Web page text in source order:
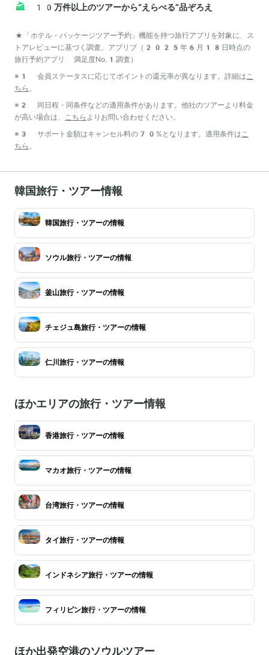
10万件以上のツアーから“えらべる”品ぞろえ
*「ホテル・パッケージツアー予約」機能を持つ旅行アプリを対象に、ス
トアレビューに基づく調査。アプリブ（2025年6月18日時点の
旅行予約アプリ 満足度No.1調査）
※1 会員ステータスに応じてポイントの還元率が異なります。詳細は こ
ちら 。
※2 同日程・同条件などの適用条件があります。他社のツアーより料金
が高い場合は、
こちら よりお問い合わせください。
※3 サポート金額はキャンセル料の70%となります。適用条件は こ
ちら 。
韓国旅行・ツアー情報
韓国旅行・ツアーの情報
ソウル旅行・ツアーの情報
釜山旅行・ツアーの情報
チェジュ島旅行・ツアーの情報
仁川旅行・ツアーの情報
ほかエリアの旅行・ツアー情報
香港旅行・ツアーの情報
マカオ旅行・ツアーの情報
台湾旅行・ツアーの情報
タイ旅行・ツアーの情報
インドネシア旅行・ツアーの情報
フィリピン旅行・ツアーの情報
ほか出発空港のソウルツアー